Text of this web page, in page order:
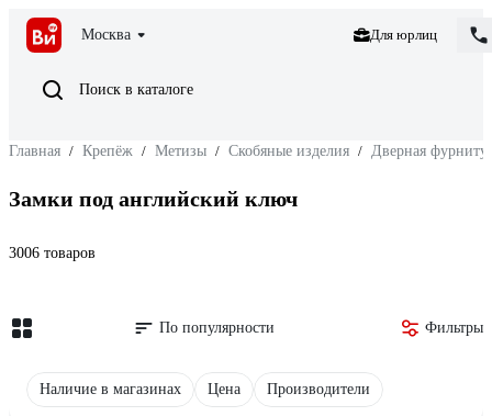
Москва Для юрлиц
Поиск в каталоге
Главная / Крепёж / Метизы / Скобяные изделия / Дверная
Замки под английский ключ
3006 товаров
По популярности Фильтры
Наличие в магазинах Цена Производители